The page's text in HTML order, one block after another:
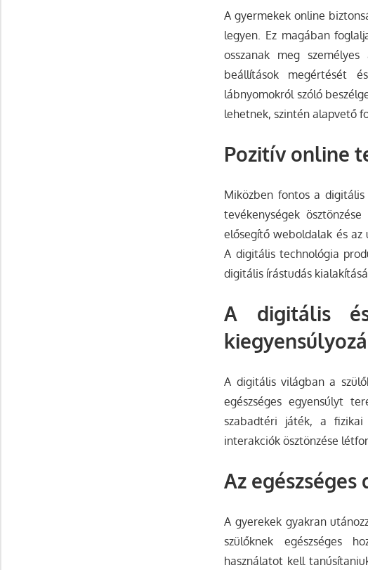
A gyermekek online
legyen. Ez magában
osszanak meg
beállítások megértését
lábnyomokról szóló
lehetnek, szintén alapvető
Pozitív online
Miközben fontos a
tevékenységek
elősegítő weboldalak és
A digitális technológia
digitális írástudás
A digitális
A digitális világban a
egészséges egyensúlyt
szabadtéri játék, a
interakciók ösztönzése
Az
A gyerekek gyakran
szülőknek egészséges
használatot kell